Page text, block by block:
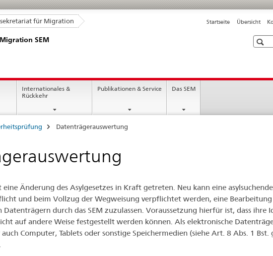
für Migration Startseite Übersicht
SEM
Internationales &
Rückkehr
Publikationen & Service Das SEM
Datenträgerauswertung
Änderung des Asylgesetzes in Kraft getreten. Neu kann eine
und beim Vollzug der Wegweisung verpflichtet werden, eine Bearbeitung
Datenträgern durch das SEM zuzulassen. Voraussetzung hierfür ist, dass
auf andere Weise festgestellt werden können. Als elektronische
Computer, Tablets oder sonstige Speichermedien (siehe Art. 8 Abs. 1